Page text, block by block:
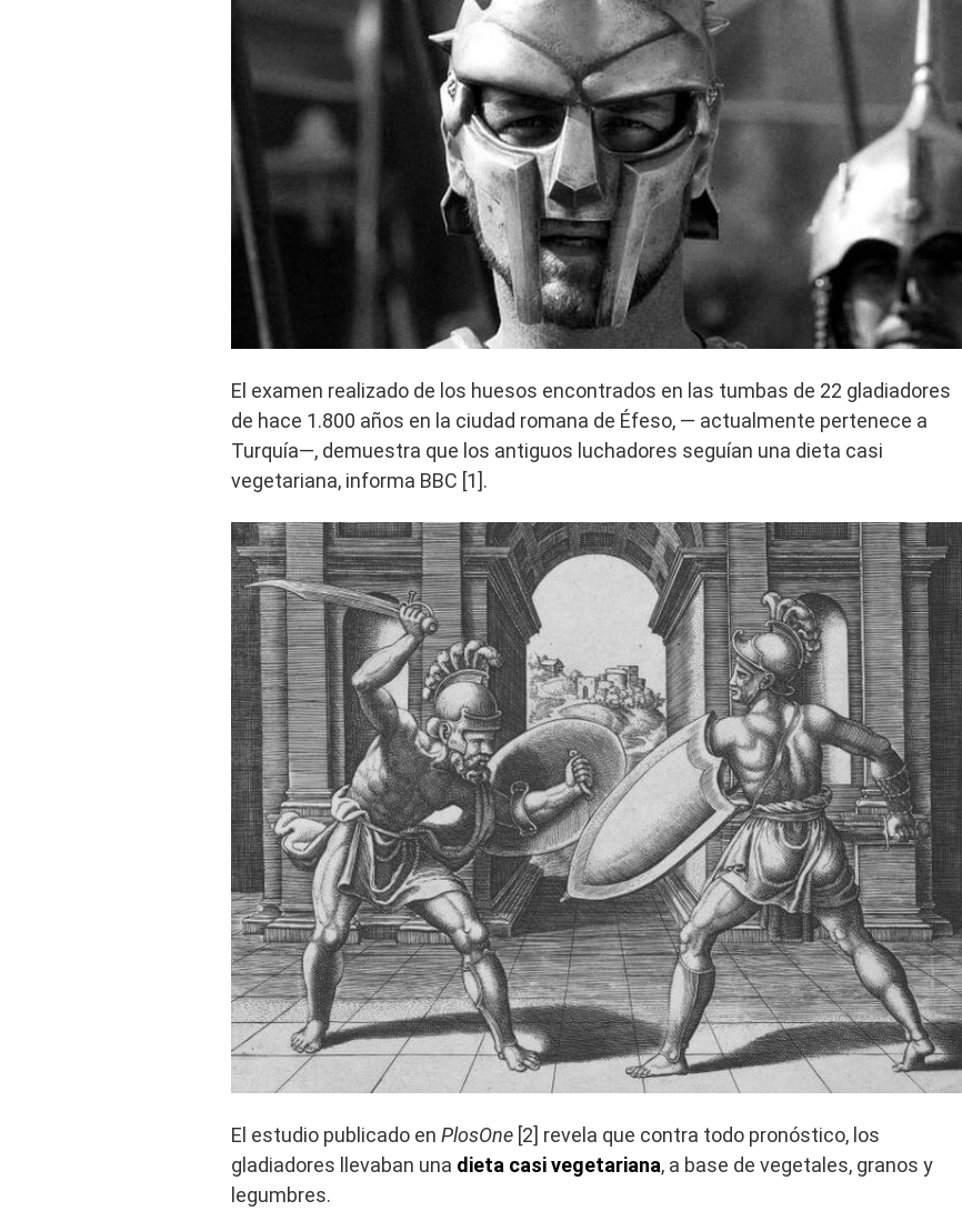
El examen realizado de los huesos encontrados en las tumbas de 22 gladiadores
de hace 1.800 años en la ciudad romana de Éfeso, — actualmente pertenece a
Turquía—, demuestra que los antiguos luchadores seguían una dieta casi
vegetariana, informa BBC [1].
El estudio publicado en PlosOne [2] revela que contra todo pronóstico, los
gladiadores llevaban una dieta casi vegetariana, a base de vegetales, granos y
legumbres.